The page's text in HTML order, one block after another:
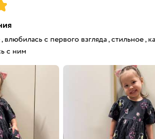
с первого взгляда , стильное ,
с ним